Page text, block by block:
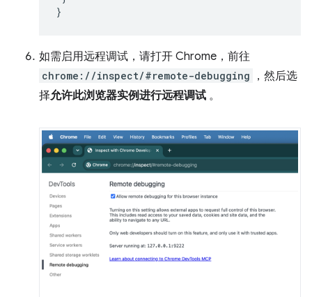
如需启用远程调试，请打开 Chrome，前往
chrome://inspect/#remote-debugging
，然后选
择允许此浏览器实例进行远程调试 。